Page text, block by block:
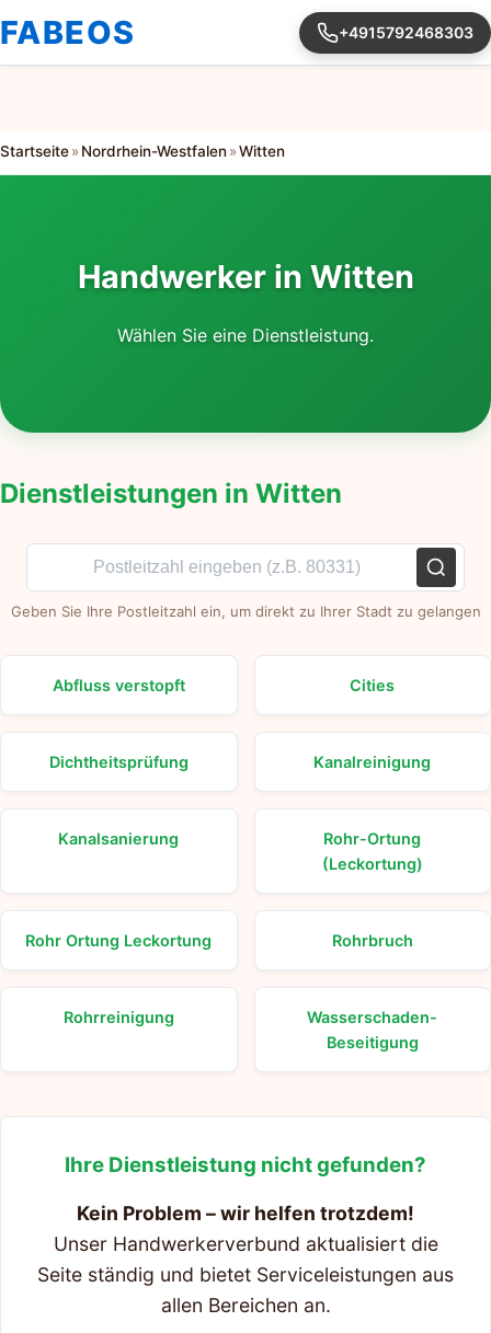
FABEOS +4915792468303
Startseite» Nordrhein-Westfalen»Witten
Handwerker in Witten
Wählen Sie eine Dienstleistung.
Dienstleistungen in Witten
Geben Sie Ihre Postleitzahl ein, um direkt zu Ihrer Stadt zu gelangen
Abfluss verstopft Cities
Dichtheitsprüfung Kanalreinigung
Kanalsanierung
Rohr-Ortung
(Leckortung)
Rohr Ortung Leckortung Rohrbruch
Rohrreinigung
Wasserschaden-
Beseitigung
Ihre Dienstleistung nicht gefunden?
Kein Problem – wir helfen trotzdem!
Unser Handwerkerverbund aktualisiert die
Seite ständig und bietet Serviceleistungen aus
allen Bereichen an.